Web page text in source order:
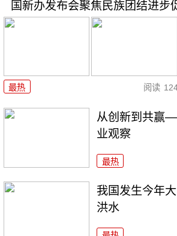
国新办发布会聚焦民族团结进步
最热 阅读
从创新到共赢
业观察
最热
我国发生今年
洪水